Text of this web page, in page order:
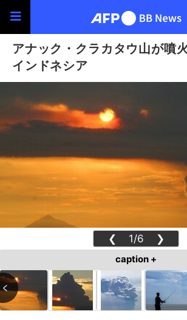
アナック・クラカタウ山が噴
インドネシア
❮ 1/6 ❯
caption +